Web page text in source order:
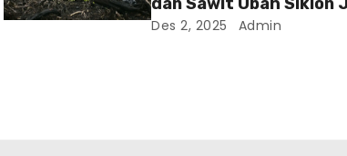
Pembantaian Massal
Des 2, 2025 Admin